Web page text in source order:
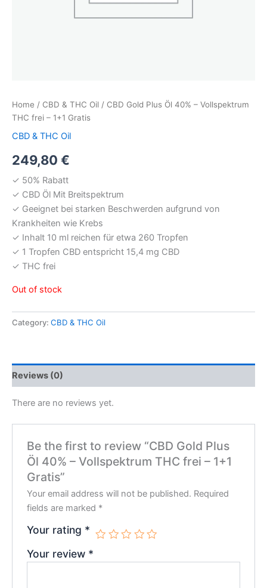
Home / CBD & THC Oil / CBD Gold Plus Öl 40% – Vollspektrum
THC frei – 1+1 Gratis
CBD & THC Oil
249,80 €
✓ 50% Rabatt
✓ CBD Öl Mit Breitspektrum
✓ Geeignet bei starken Beschwerden aufgrund von
Krankheiten wie Krebs
✓ Inhalt 10 ml reichen für etwa 260 Tropfen
✓ 1 Tropfen CBD entspricht 15,4 mg CBD
✓ THC frei
Out of stock
Category: CBD & THC Oil
Reviews (0)
There are no reviews yet.
Be the first to review “CBD Gold Plus
Öl 40% – Vollspektrum THC frei – 1+1
Gratis”
Your email address will not be published. Required
fields are marked *
Your rating *
Your review *